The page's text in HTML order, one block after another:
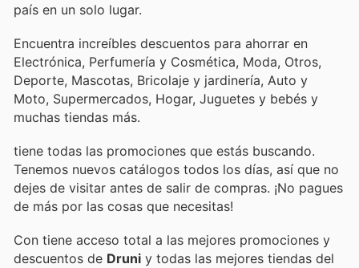
país en un solo lugar.
Encuentra increíbles descuentos para ahorrar en
Electrónica, Perfumería y Cosmética, Moda, Otros,
Deporte, Mascotas, Bricolaje y jardinería, Auto y
Moto, Supermercados, Hogar, Juguetes y bebés y
muchas tiendas más.
tiene todas las promociones que estás buscando.
Tenemos nuevos catálogos todos los días, así que no
dejes de visitar antes de salir de compras. ¡No pagues
de más por las cosas que necesitas!
Con tiene acceso total a las mejores promociones y
descuentos de Druni y todas las mejores tiendas del